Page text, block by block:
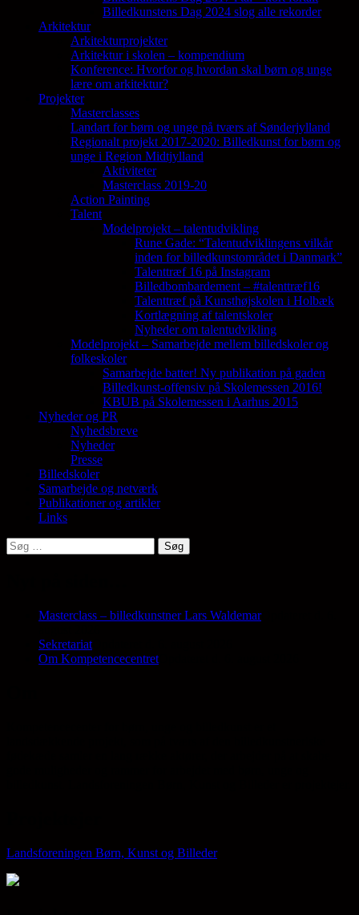
Billedkunstens Dag 2024 slog alle rekorder
Arkitektur
Arkitekturprojekter
Arkitektur i skolen – kompendium
Konference: Hvorfor og hvordan skal børn og unge
lære om arkitektur?
Projekter
Masterclasses
Landart for børn og unge på tværs af Sønderjylland
Regionalt projekt 2017-2020: Billedkunst for børn og
unge i Region Midtjylland
Aktiviteter
Masterclass 2019-20
Action Painting
Talent
Modelprojekt – talentudvikling
Rune Gade: “Talentudviklingens vilkår
inden for billedkunstområdet i Danmark”
Talenttræf 16 på Instagram
Billedbombardement – #talenttræf16
Talenttræf på Kunsthøjskolen i Holbæk
Kortlægning af talentskoler
Nyheder om talentudvikling
Modelprojekt – Samarbejde mellem billedskoler og
folkeskoler
Samarbejde batter! Ny publikation på gaden
Billedkunst-offensiv på Skolemessen 2016!
KBUB på Skolemessen i Aarhus 2015
Nyheder og PR
Nyhedsbreve
Nyheder
Presse
Billedskoler
Samarbejde og netværk
Publikationer og artikler
Links
Søg
efter:
Masterclass – billedkunstner Lars WaldemarOpdateret d. 6.
Sekretariat
Om Kompetencecentret
Landsforeningen Børn, Kunst og Billeder